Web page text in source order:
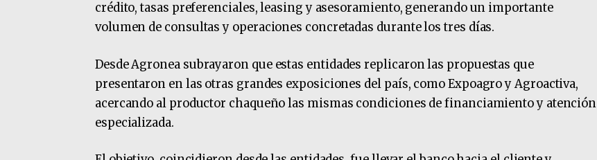
crédito, tasas preferenciales, leasing y asesoramiento, generando un importante
volumen de consultas y operaciones concretadas durante los tres días.
Desde Agronea subrayaron que estas entidades replicaron las propuestas que
presentaron en las otras grandes exposiciones del país, como Expoagro y Agroactiva,
acercando al productor chaqueño las mismas condiciones de financiamiento y atención
especializada.